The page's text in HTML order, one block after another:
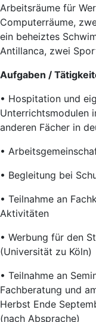
Arbeitsräume für
Computerräume,
ein beheiztes
Antillanca, zwei
Aufgaben /
• Hospitation und
Unterrichtsmodulen
anderen Fächer in
•
• Begleitung bei
• Teilnahme an
Aktivitäten
• Werbung für den
(Universität zu Köln)
• Teilnahme an
Fachberatung und
Herbst Ende
(nach Absprache)